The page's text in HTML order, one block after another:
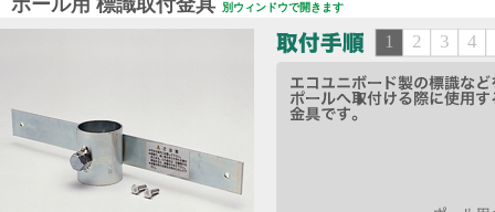
ポール用 標識取付金具 別ウィンドウで開きます